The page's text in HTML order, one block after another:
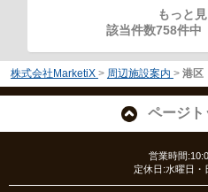
もっと
該当件数758件中
株式会社MarketiX > 周辺施設案内 > 港区
ページト
営業時間
定休日:水曜日・